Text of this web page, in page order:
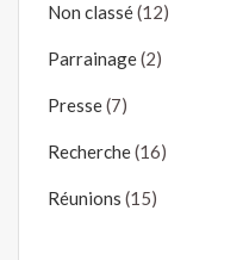
Non classé(12)
Parrainage(2)
Presse(7)
Recherche(16)
Réunions (15)